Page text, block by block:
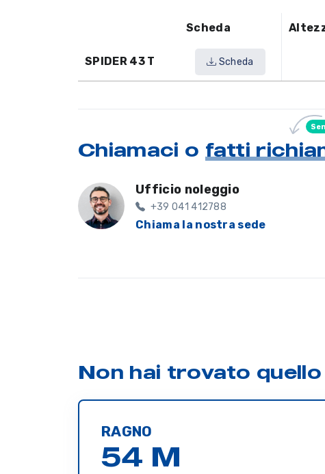
Scheda
SPIDER 43 T Scheda
Chiamaci o fatti
Ufficio noleggio
+39 041 412788
Chiama la nostra sede
Non hai trovato
RAGNO
54 M